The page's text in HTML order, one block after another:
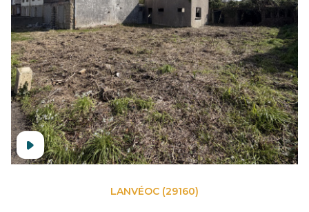
LANVÉOC (29160)